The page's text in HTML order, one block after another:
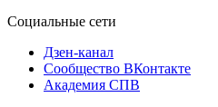
Социальные сети
Дзен-канал
Сообщество ВКонтакте
Академия СПВ